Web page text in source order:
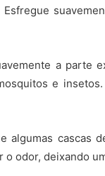
a parte
e
algumas cascas
odor, deixando